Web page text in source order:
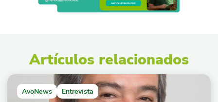
Artículos relacionados
AvoNews Entrevista